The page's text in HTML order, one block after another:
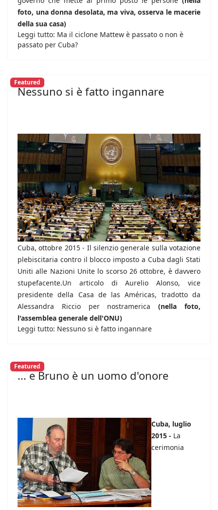
foto, una donna desolata, ma viva, osserva le macerie
della sua casa)
Leggi tutto: Ma il ciclone Mattew è passato o non è
passato per Cuba?
Featured
Nessuno si è fatto ingannare
Cuba, ottobre 2015 - Il silenzio generale sulla votazione
plebiscitaria contro il blocco imposto a Cuba dagli Stati
Uniti alle Nazioni Unite lo scorso 26 ottobre, è davvero
stupefacente.Un articolo di Aurelio Alonso, vice
presidente della Casa de las Américas, tradotto da
Alessandra Riccio per nostramerica(nella foto,
l'assemblea generale dell'ONU)
Leggi tutto: Nessuno si è fatto ingannare
Featured
... e Bruno è un uomo d'onore
Cuba, luglio
2015 - La
cerimonia